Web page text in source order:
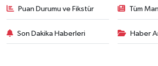
Puan Durumu ve Fikstür Tüm
Son Dakika Haberleri Haber